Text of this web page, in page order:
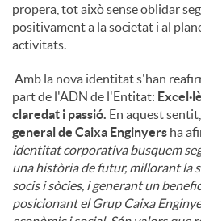
propera, tot això sense oblidar
positivament a la societat i al
activitats.
Amb la nova identitat s'han
part de l'ADN de l'Entitat:
claredat i passió. En aquest sentit,
general de Caixa Enginyers ha
identitat corporativa busquem
una història de futur, millorant la
socis i sòcies, i generant un
posicionant el Grup Caixa